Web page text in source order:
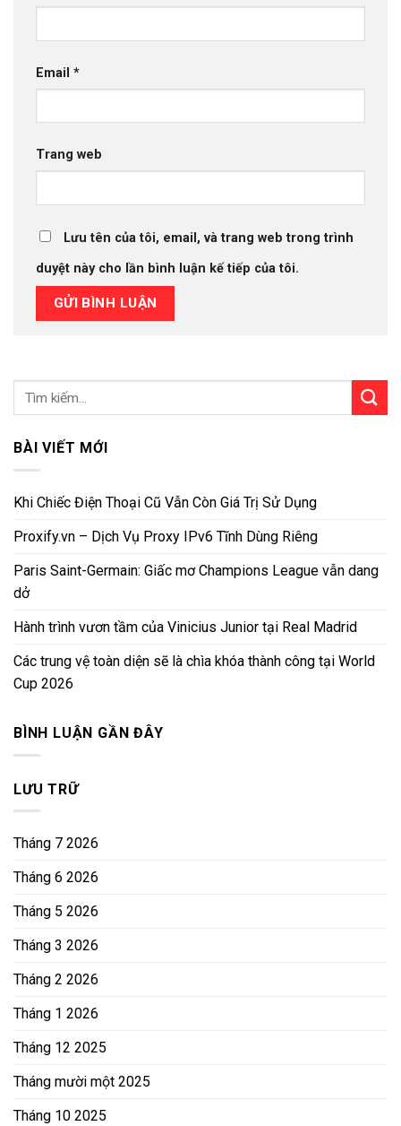
Email *
Trang web
Lưu tên của tôi, email, và trang web trong trình
duyệt này cho lần bình luận kế tiếp của tôi.
BÀI VIẾT MỚI
Khi Chiếc Điện Thoại Cũ Vẫn Còn Giá Trị Sử Dụng
Proxify.vn – Dịch Vụ Proxy IPv6 Tĩnh Dùng Riêng
Paris Saint-Germain: Giấc mơ Champions League vẫn dang
dở
Hành trình vươn tầm của Vinicius Junior tại Real Madrid
Các trung vệ toàn diện sẽ là chìa khóa thành công tại World
Cup 2026
BÌNH LUẬN GẦN ĐÂY
LƯU TRỮ
Tháng 7 2026
Tháng 6 2026
Tháng 5 2026
Tháng 3 2026
Tháng 2 2026
Tháng 1 2026
Tháng 12 2025
Tháng mười một 2025
Tháng 10 2025